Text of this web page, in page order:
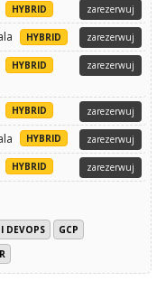
HYBRID zarezerwuj
HYBRID zarezerwuj
HYBRID
zarezerwuj
HYBRID zarezerwuj
HYBRID zarezerwuj
HYBRID zarezerwuj
DEVOPS
GCP